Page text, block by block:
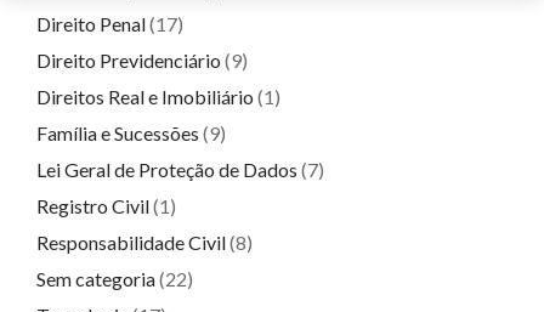
Direito Penal(17)
Direito Previdenciário (9)
Direitos Real e Imobiliário (1)
Família e Sucessões (9)
Lei Geral de Proteção de Dados (7)
Registro Civil(1)
Responsabilidade Civil(8)
Sem categoria(22)